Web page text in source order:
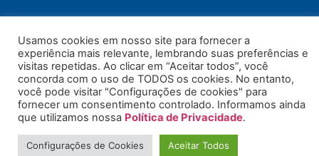
© 2026. Todos os Direitos Reservados.
Usamos cookies em nosso site para fornecer a
experiência mais relevante, lembrando suas preferências e
visitas repetidas. Ao clicar em “Aceitar todos”, você
concorda com o uso de TODOS os cookies. No entanto,
você pode visitar "Configurações de cookies" para
fornecer um consentimento controlado. Informamos ainda
que utilizamos nossa Política de Privacidade.
Configurações de Cookies Aceitar Todos